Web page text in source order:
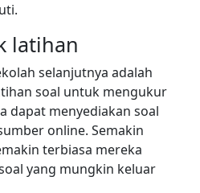
latihan
selanjutnya adalah
soal untuk mengukur
dapat menyediakan soal
online. Semakin
terbiasa mereka
yang mungkin keluar